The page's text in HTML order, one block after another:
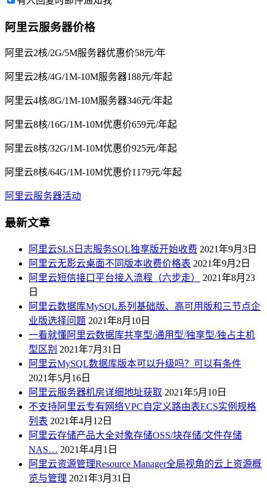
阿里云服务器价格
阿里云2核/2G/5M服务器优惠价58元/年
阿里云2核/4G/1M-10M服务器188元/年起
阿里云4核/8G/1M-10M服务器346元/年起
阿里云8核/16G/1M-10M优惠价659元/年起
阿里云8核/32G/1M-10M优惠价925元/年起
阿里云8核/64G/1M-10M优惠价1179元/年起
阿里云服务器活动
最新文章
阿里云SLS日志服务SQL独享版开始收费 2021年9月3日
阿里云无影云桌面不同版本收费价格表 2021年9月2日
阿里云短信接口平台接入流程（六步走）
2021年8月23
日
阿里云数据库MySQL系列基础版、高可用版和三节点企
业版选择问题 2021年8月10日
一看就懂阿里云数据库共享型/通用型/独享型/独占主机
型区别 2021年7月31日
阿里云MySQL数据库版本可以升级吗？可以有条件
2021年5月16日
阿里云服务器机房详细地址获取 2021年5月10日
不支持阿里云专有网络VPC自定义路由表ECS实例规格
列表 2021年4月12日
阿里云存储产品大全对象存储OSS/块存储/文件存储
NAS… 2021年4月1日
阿里云资源管理Resource Manager全局视角的云上资源概
览与管理 2021年3月31日